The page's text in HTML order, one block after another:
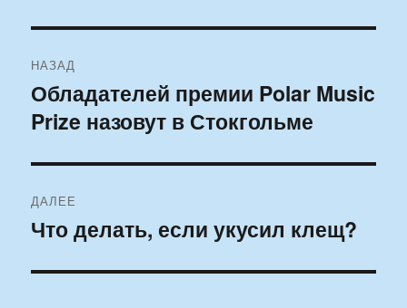
по
записям
НАЗАД
Предыдущая
запись:
Обладателей премии Polar Music
Prize назовут в Стокгольме
ДАЛЕЕ
Следующая
Что делать, если укусил клещ?